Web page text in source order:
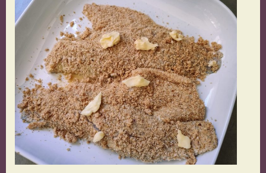
הכול בסיר אחד מתאימות כמתנה